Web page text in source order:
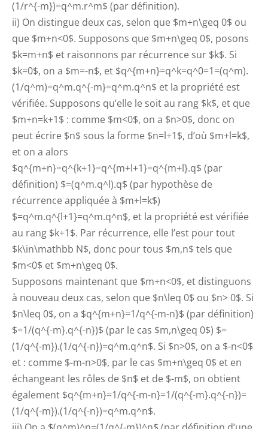
(1/r^{-m})=q^m.r^m$ (par définition).
ii) On distingue deux cas, selon que $m+n\geq 0$ ou
que $m+n<0$. Supposons que $m+n\geq 0$, posons
$k=m+n$ et raisonnons par récurrence sur $k$. Si
$k=0$, on a $m=-n$, et $q^{m+n}=q^k=q^0=1=(q^m).
(1/q^m)=q^m.q^{-m}=q^m.q^n$ et la propriété est
vérifiée. Supposons qu’elle le soit au rang $k$, et que
$m+n=k+1$ : comme $m<0$, on a $n>0$, donc on
peut écrire $n$ sous la forme $n=l+1$, d’où $m+l=k$,
et on a alors
$q^{m+n}=q^{k+1}=q^{m+l+1}=q^{m+l}.q$ (par
définition) $=(q^m.q^l).q$ (par hypothèse de
récurrence appliquée à $m+l=k$)
$=q^m.q^{l+1}=q^m.q^n$, et la propriété est vérifiée
au rang $k+1$. Par récurrence, elle l’est pour tout
$k\in\mathbb N$, donc pour tous $m,n$ tels que
$m<0$ et $m+n\geq 0$.
Supposons maintenant que $m+n<0$, et distinguons
à nouveau deux cas, selon que $n\leq 0$ ou $n> 0$. Si
$n\leq 0$, on a $q^{m+n}=1/q^{-m-n}$ (par définition)
$=1/(q^{-m}.q^{-n})$ (par le cas $m,n\geq 0$) $=
(1/q^{-m}).(1/q^{-n})=q^m.q^n$. Si $n>0$, on a $-n<0$
et : comme $-m-n>0$, par le cas $m+n\geq 0$ et en
échangeant les rôles de $n$ et de $-m$, on obtient
également $q^{m+n}=1/q^{-m-n}=1/(q^{-m}.q^{-n})=
(1/q^{-m}).(1/q^{-n})=q^m.q^n$.